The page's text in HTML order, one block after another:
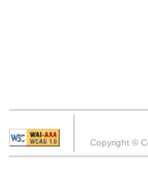
Copyright ©